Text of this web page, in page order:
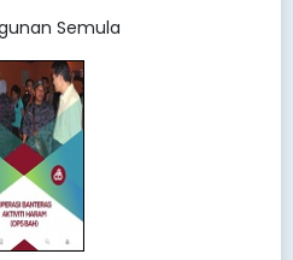
Semula